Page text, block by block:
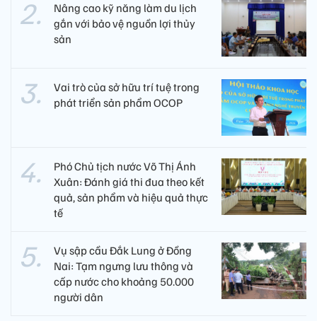
Nâng cao kỹ năng làm du lịch
gắn với bảo vệ nguồn lợi thủy
sản
Vai trò của sở hữu trí tuệ trong
phát triển sản phẩm OCOP
Phó Chủ tịch nước Võ Thị Ánh
Xuân: Đánh giá thi đua theo kết
quả, sản phẩm và hiệu quả thực
tế
Vụ sập cầu Đắk Lung ở Đồng
Nai: Tạm ngưng lưu thông và
cấp nước cho khoảng 50.000
người dân